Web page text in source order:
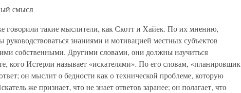
смысл
говорили такие мыслители, как Скотт и Хайек. По их мнению,
знаниями и мотивацией местных субъектов
собственными. Другими словами, они должны научиться
кого Истерли называет «искателями». По его словам, «планировщик
он мыслит о бедности как о технической проблеме, которую
же признает, что не знает ответов заранее; он полагает, что